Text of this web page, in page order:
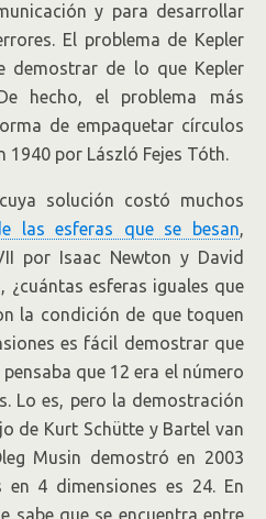
y para desarrollar
El problema de Kepler
demostrar de lo que Kepler
hecho, el problema más
de empaquetar círculos
por László Fejes Tóth.
solución costó muchos
las esferas que se besan,
por Isaac Newton y David
¿cuántas esferas iguales que
la condición de que toquen
es fácil demostrar que
que 12 era el número
Lo es, pero la demostración
de Kurt Schütte y Bartel van
Musin demostró en 2003
4 dimensiones es 24. En
sabe que se encuentra entre